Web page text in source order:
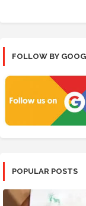
FOLLOW BY
POPULAR POSTS